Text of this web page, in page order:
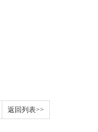
返回列表>>